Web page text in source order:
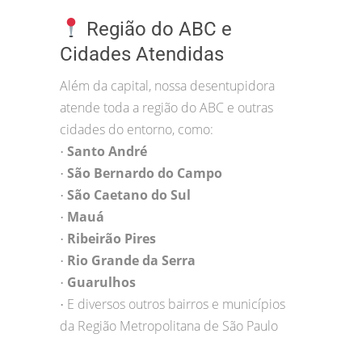
Região do ABC e
Cidades Atendidas
Além da capital, nossa desentupidora
atende toda a região do ABC e outras
cidades do entorno, como:
• Santo André
• São Bernardo do Campo
• São Caetano do Sul
• Mauá
• Ribeirão Pires
• Rio Grande da Serra
• Guarulhos
• E diversos outros bairros e municípios
da Região Metropolitana de São Paulo